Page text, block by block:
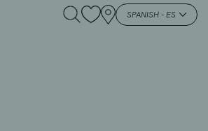
SPANISH - ES